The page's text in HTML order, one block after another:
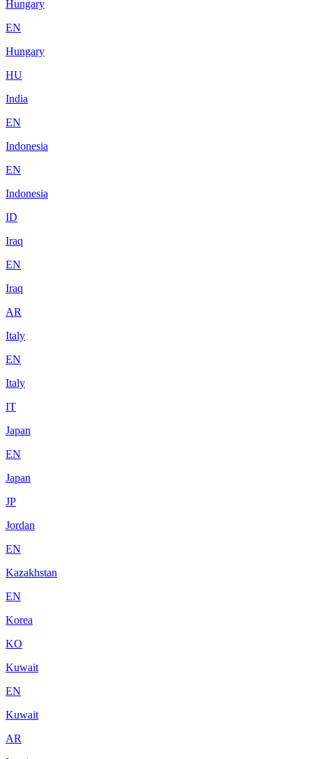
Hungary
EN
Hungary
HU
India
EN
Indonesia
EN
Indonesia
ID
Iraq
EN
Iraq
AR
Italy
EN
Italy
IT
Japan
EN
Japan
JP
Jordan
EN
Kazakhstan
EN
Korea
KO
Kuwait
EN
Kuwait
AR